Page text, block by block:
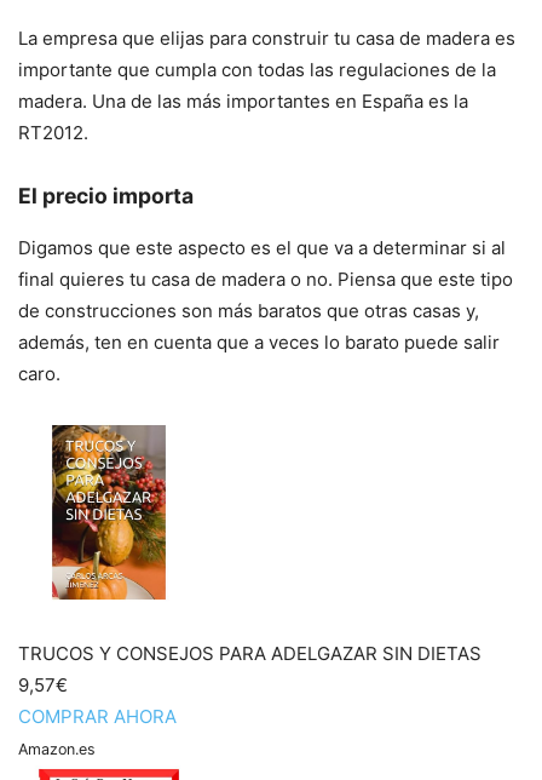
La empresa que elijas para construir tu casa de madera es
importante que cumpla con todas las regulaciones de la
madera. Una de las más importantes en España es la
RT2012.
El precio importa
Digamos que este aspecto es el que va a determinar si al
final quieres tu casa de madera o no. Piensa que este tipo
de construcciones son más baratos que otras casas y,
además, ten en cuenta que a veces lo barato puede salir
caro.
TRUCOS Y CONSEJOS PARA ADELGAZAR SIN DIETAS
9,57€
COMPRAR AHORA
Amazon.es